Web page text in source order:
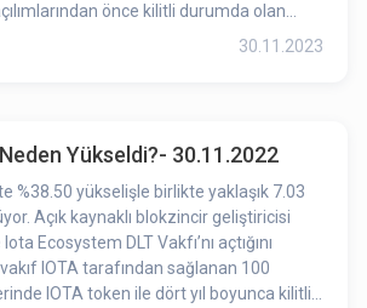
önce kilitli durumda olan
alınamaz, satılamaz. Token kilit
30.11.2023
Yükseldi?- 30.11.2022
%38.50 yükselişle birlikte yaklaşık 7.03
Açık kaynaklı blokzincir geliştiricisi
Ecosystem DLT Vakfı’nı açtığını
IOTA tarafından sağlanan 100
IOTA token ile dört yıl boyunca kilitli